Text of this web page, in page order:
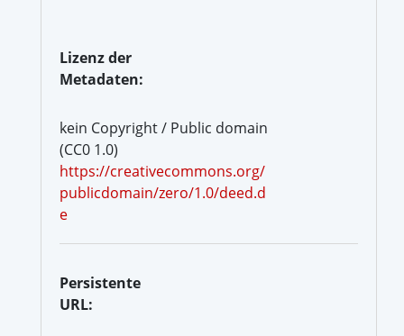
Lizenz der
Metadaten:
kein Copyright / Public domain
(CC0 1.0)
https://creativecommons.org/
publicdomain/zero/1.0/deed.d
e
Persistente
URL: